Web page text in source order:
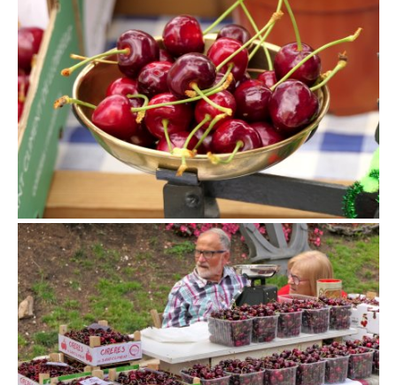
Exposició de Cireres a Sant Climent de Llobregat